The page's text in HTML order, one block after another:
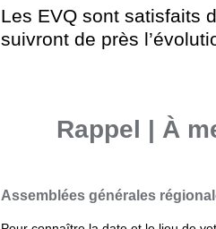
Les EVQ sont satisfaits
suivront de près
Rappel | À
Assemblées générales